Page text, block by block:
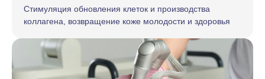
Стимуляция обновления клеток и производства
коллагена, возвращение коже молодости и здоровья